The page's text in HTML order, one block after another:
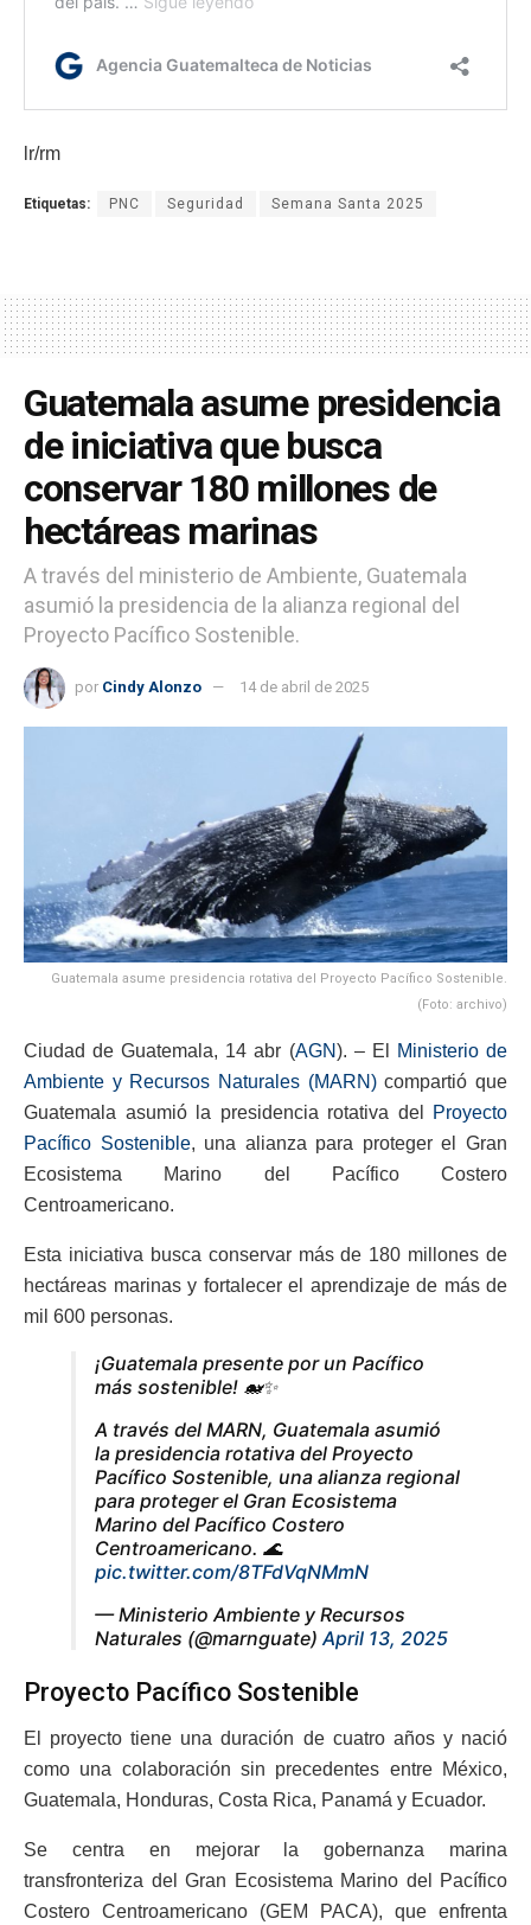
lr/rm
Etiquetas: PNC Seguridad Semana Santa 2025
Guatemala asume presidencia
de iniciativa que busca
conservar 180 millones de
hectáreas marinas
A través del ministerio de Ambiente, Guatemala
asumió la presidencia de la alianza regional del
Proyecto Pacífico Sostenible.
por Cindy Alonzo 14 de abril de 2025
Guatemala asume presidencia rotativa del Proyecto Pacífico Sostenible.
(Foto: archivo)
Ciudad de Guatemala, 14 abr (AGN). – El
Ministerio de
Ambiente y Recursos Naturales (MARN)compartió que
Guatemala asumió la presidencia rotativa del
Proyecto
Pacífico Sostenible, una alianza para proteger el Gran
Ecosistema Marino del Pacífico Costero
Centroamericano.
Esta iniciativa busca conservar más de 180 millones de
hectáreas marinas y fortalecer el aprendizaje de más de
mil 600 personas.
¡Guatemala presente por un Pacífico
más sostenible! 🐋✨
A través del MARN, Guatemala asumió
la presidencia rotativa del Proyecto
Pacífico Sostenible, una alianza regional
para proteger el Gran Ecosistema
Marino del Pacífico Costero
Centroamericano. 🌊
pic.twitter.com/8TFdVqNMmN
— Ministerio Ambiente y Recursos
Naturales (@marnguate) April 13, 2025
Proyecto Pacífico Sostenible
El proyecto tiene una duración de cuatro años y nació
como una colaboración sin precedentes entre México,
Guatemala, Honduras, Costa Rica, Panamá y Ecuador.
Se centra en mejorar la gobernanza marina
transfronteriza del Gran Ecosistema Marino del Pacífico
Costero Centroamericano (GEM PACA), que enfrenta